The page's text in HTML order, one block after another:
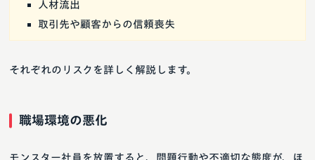
人材流出
取引先や顧客からの信頼喪失
それぞれのリスクを詳しく解説します。
職場環境の悪化
モンスター社員を放置すると、問題行動や不適切な態度が、ほ